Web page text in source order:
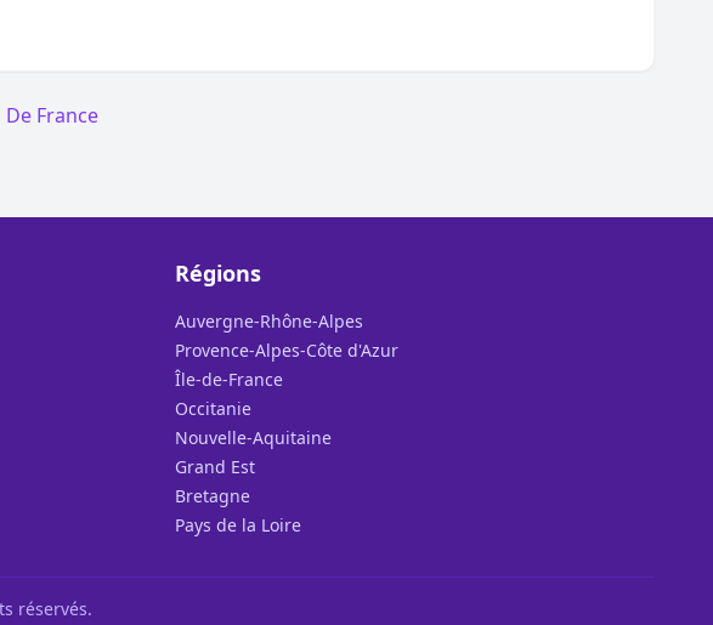
France
Régions
Auvergne-Rhône-Alpes
Provence-Alpes-Côte d'Azur
Île-de-France
Occitanie
Nouvelle-Aquitaine
Grand Est
Bretagne
Pays de la Loire
réservés.